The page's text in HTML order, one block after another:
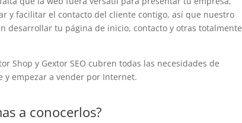
y facilitar el contacto del cliente contigo, así que nuestro
desarrollar tu página de inicio, contacto y otras
Shop y Gextor SEO cubren todas las necesidades de
y empezar a vender por Internet.
a conocerlos?